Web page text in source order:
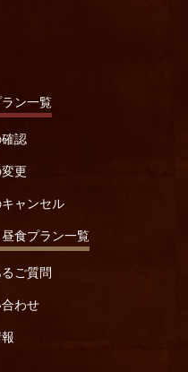
ン一覧
認
更
ャンセル
昼食プラン一覧
ご質問
わせ